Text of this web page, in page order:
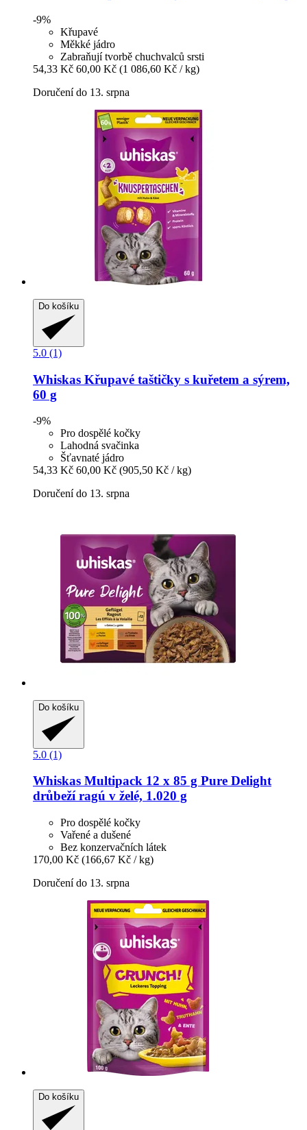
-9%
Křupavé
Měkké jádro
Zabraňují tvorbě chuchvalců srsti
54,33 Kč 60,00 Kč (1 086,60 Kč / kg)
Doručení do 13. srpna
Do košíku
5.0 (1)
Whiskas Křupavé taštičky s kuřetem a sýrem,
60 g
-9%
Pro dospělé kočky
Lahodná svačinka
Šťavnaté jádro
54,33 Kč 60,00 Kč (905,50 Kč / kg)
Doručení do 13. srpna
Do košíku
5.0 (1)
Whiskas Multipack 12 x 85 g Pure Delight
drůbeží ragú v želé, 1.020 g
Pro dospělé kočky
Vařené a dušené
Bez konzervačních látek
170,00 Kč (166,67 Kč / kg)
Doručení do 13. srpna
Do košíku